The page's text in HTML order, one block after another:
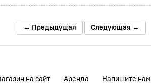
← Предыдущая Следующая →
на сайт Аренда Напишите нам